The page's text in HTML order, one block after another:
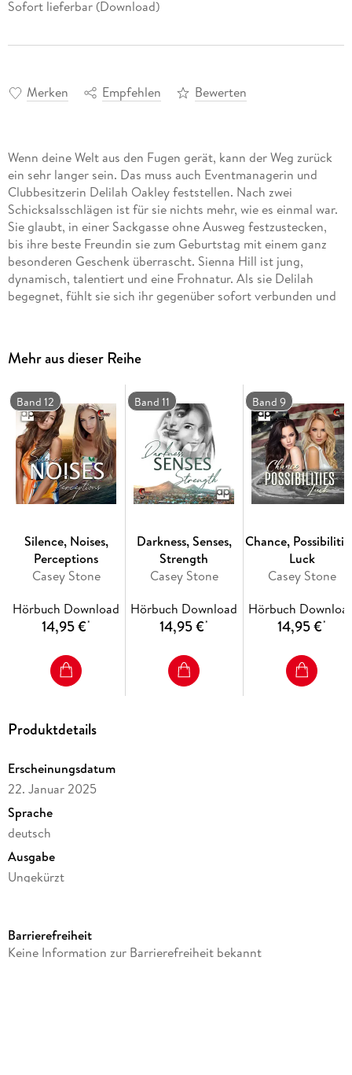
Sofort lieferbar (Download)
Merken Empfehlen Bewerten
Wenn deine Welt aus den Fugen gerät, kann der Weg zurück
ein sehr langer sein. Das muss auch Eventmanagerin und
Clubbesitzerin Delilah Oakley feststellen. Nach zwei
Schicksalsschlägen ist für sie nichts mehr, wie es einmal war.
Sie glaubt, in einer Sackgasse ohne Ausweg festzustecken,
bis ihre beste Freundin sie zum Geburtstag mit einem ganz
besonderen Geschenk überrascht. Sienna Hill ist jung,
dynamisch, talentiert und eine Frohnatur. Als sie Delilah
begegnet, fühlt sie sich ihr gegenüber sofort verbunden und
der Altersunterschied nebensächlich und zwischen den
beiden knistert es gewaltig. Doch die sich anbahnende
Liaison fördert verborgene Geheimnisse zu Tage, die auch
Siennas Leben auf den Kopf stellen. Nur gemeinsam können
sie sich den neuen Herausforderungen und unerwarteten
Hürden stellen, um ihre Welt wieder ins Gleichgewicht zu
bringen.
Mehr aus dieser Reihe
Band 12
Silence, Noises,
Perceptions
Casey Stone
Hörbuch Download
14,95 €*
Band 11
Darkness, Senses,
Strength
Casey Stone
Hörbuch Download
14,95 €*
Band 9
Chance,
Luck
Casey Stone
Hörbuch
14,95 €*
Produktdetails
Erscheinungsdatum
22. Januar 2025
Sprache
deutsch
Ausgabe
Ungekürzt
Laufzeit
Barrierefreiheit
Keine Information zur Barrierefreiheit bekannt